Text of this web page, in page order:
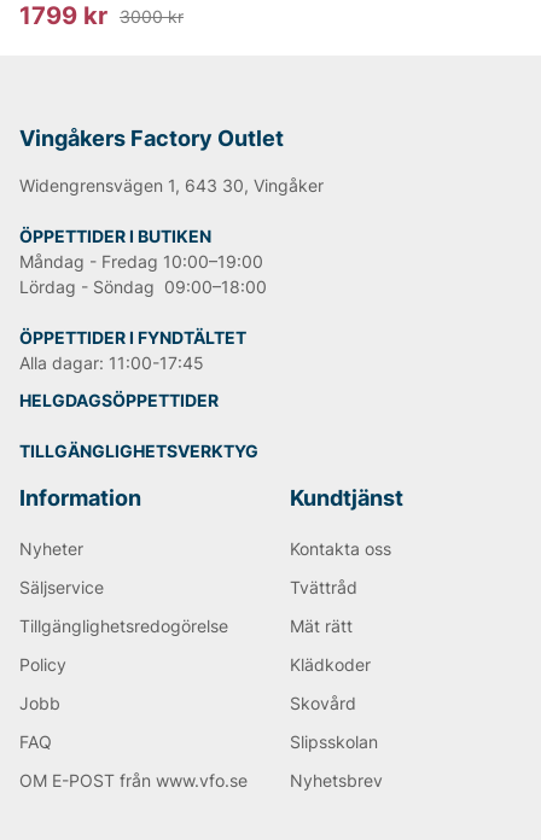
1799 kr 3000 kr
Vingåkers Factory Outlet
Widengrensvägen 1, 643 30, Vingåker
ÖPPETTIDER I BUTIKEN
Måndag - Fredag 10:00–19:00
Lördag - Söndag 09:00–18:00
ÖPPETTIDER I FYNDTÄLTET
Alla dagar: 11:00-17:45
HELGDAGSÖPPETTIDER
TILLGÄNGLIGHETSVERKTYG
Information
Nyheter
Säljservice
Tillgänglighetsredogörelse
Policy
Jobb
FAQ
OM E-POST från www.vfo.se
Kundtjänst
Kontakta oss
Tvättråd
Mät rätt
Klädkoder
Skovård
Slipsskolan
Nyhetsbrev